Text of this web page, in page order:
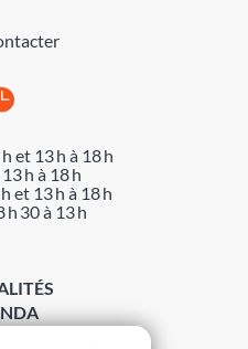
et 13 h à 18 h
h à 18 h
et 13 h à 18 h
h 30 à 13 h